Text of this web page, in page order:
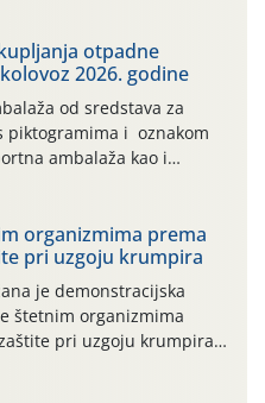
su području zabilježene
je o štetniku vrlo sličnom
no za razliku […]
otpadne
2026. godine
od sredstava za
piktogramima i oznakom
ambalaža kao i
nisu sredstva za zaštitu
gnojiva,) se ne
besplatni povrat
tvrtki: AGROCHEM-MAKS,
[…]
organizmima prema
pri uzgoju krumpira
je demonstracijska
štetnim organizmima
pri uzgoju krumpira"
naselja Belica (ARKOD
dio Međimurske županije).